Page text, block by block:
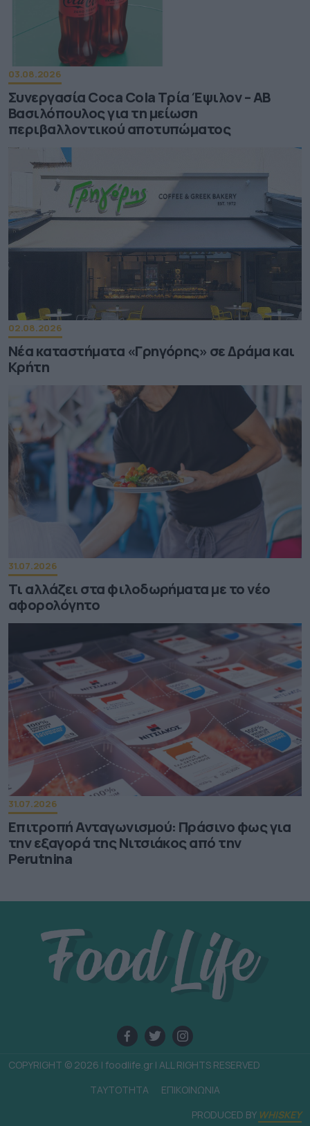
03.08.2026
Συνεργασία Coca Cola Τρία Έψιλον – ΑΒ
Βασιλόπουλος για τη μείωση
περιβαλλοντικού αποτυπώματος
02.08.2026
Νέα καταστήματα «Γρηγόρης» σε Δράμα και
Κρήτη
31.07.2026
Τι αλλάζει στα φιλοδωρήματα με το νέο
αφορολόγητο
31.07.2026
Επιτροπή Ανταγωνισμού: Πράσινο φως για
την εξαγορά της Νιτσιάκος από την
Perutnina
COPYRIGHT © 2026 | foodlife.gr | ALL RIGHTS RESERVED
TAYTOTHTA
ΕΠΙΚΟΙΝΩΝΙΑ
PRODUCED BY WHISKEY